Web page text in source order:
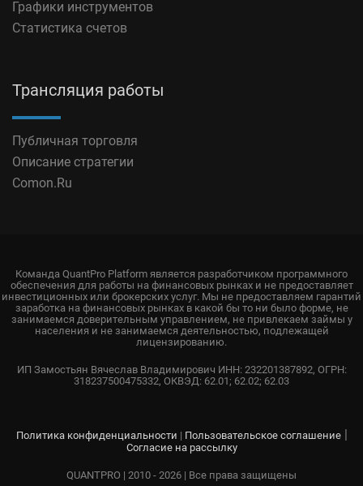
Графики инструментов
Статистика счетов
Трансляция работы
Публичная торговля
Описание стратегии
Comon.Ru
Команда QuantPro Platform является разработчиком программного
обеспечения для работы на финансовых рынках и не предоставляет
инвестиционных или брокерских услуг. Мы не предоставляем гарантий
заработка на финансовых рынках в какой бы то ни было форме, не
занимаемся доверительным управлением, не привлекаем займы у
населения и не занимаемся деятельностью, подлежащей
лицензированию.
ИП Замостьян Вячеслав Владимирович ИНН: 232201387892, ОГРН:
318237500475332, ОКВЭД: 62.01; 62.02; 62.03
Политика конфиденциальности | Пользовательское соглашение|
Согласие на рассылку
QUANTPRO | 2010 - 2026 | Все права защищены